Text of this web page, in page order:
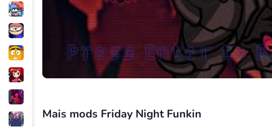
Mais mods Friday Night Funkin